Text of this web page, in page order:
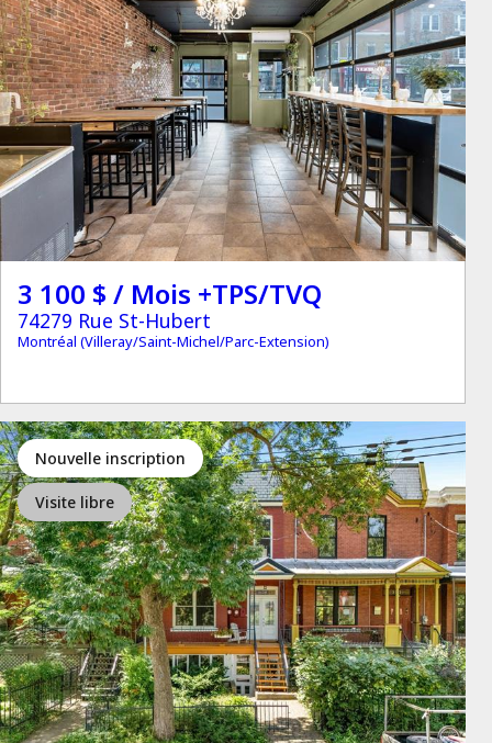
3 100 $ / Mois +TPS/TVQ
74279 Rue St-Hubert
Montréal (Villeray/Saint-Michel/Parc-Extension)
Nouvelle inscription
Visite libre